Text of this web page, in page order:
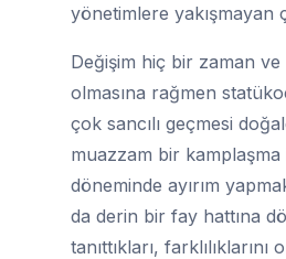
yönetimlere yakışmayan
Değişim hiç bir zaman
olmasına rağmen
çok sancılı geçmesi
muazzam bir kamplaşma
döneminde ayırım
da derin bir fay hattına
tanıttıkları,